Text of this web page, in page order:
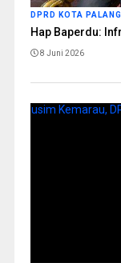
DPRD KOTA
Hap Baperdu:
8 Juni 2026